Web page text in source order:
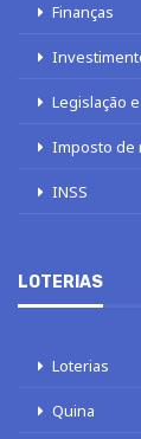
Finanças
Legislação
Imposto de
INSS
LOTERIAS
Loterias
Quina